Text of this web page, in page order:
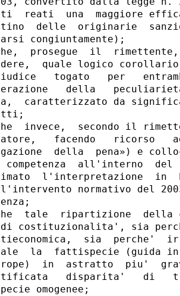
reati  una  maggiore
delle  originarie
congiuntamente);
prosegue  il
quale logico
togato   per
della
caratterizzato da
invece,  secondo il
facendo   ricorso
della  pena») e
competenza  all'interno
l'interpretazione  in
l'intervento normativo del
tale  ripartizione  della
di costituzionalita', sia
sia  perche'
la  fattispecie (guida in
in  astratto  piu'
disparita'   di
omogenee;